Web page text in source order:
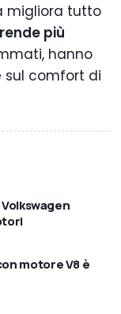
migliora tutto
rende più
hanno
sul comfort di
motore V8 è